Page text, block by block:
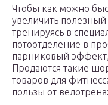
Чтобы как можно
увеличить
тренируясь в
потоотделение в
парниковый
Продаются такие
товаров для
пользы от